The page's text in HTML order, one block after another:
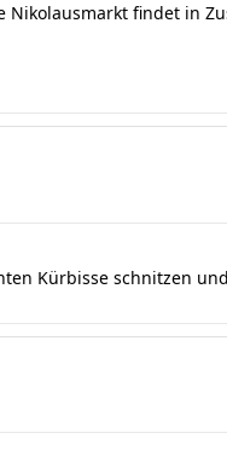
findet in
Kürbisse schnitzen